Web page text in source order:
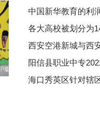
中国新华教育的利
各大高校被划分为
西安空港新城与西
阳信县职业中专
海口秀英区针对辖